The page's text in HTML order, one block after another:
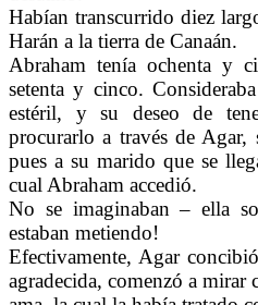
Habían transcurrido diez
Harán a la tierra de Canaán.
Abraham tenía ochenta y
setenta y cinco.
estéril, y su deseo de
procurarlo a través de
pues a su marido que se
cual Abraham accedió.
No se imaginaban – ella
estaban metiendo!
Efectivamente, Agar
agradecida, comenzó a mirar